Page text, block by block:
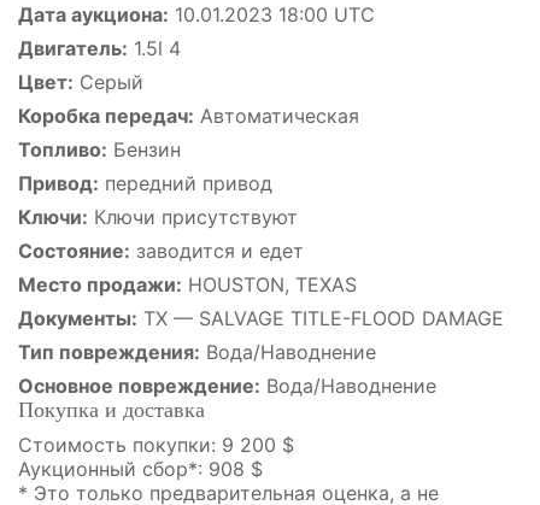
Дата аукциона: 10.01.2023 18:00 UTC
Двигатель: 1.5l 4
Цвет: Серый
Коробка передач: Автоматическая
Топливо: Бензин
Привод: передний привод
Ключи: Ключи присутствуют
Состояние: заводится и едет
Место продажи: HOUSTON, TEXAS
Документы: TX — SALVAGE TITLE-FLOOD DAMAGE
Тип повреждения: Вода/Наводнение
Основное повреждение: Вода/Наводнение
Покупка и доставка
Стоимость покупки: 9 200 $
Аукционный сбор*: 908 $
* Это только предварительная оценка, а не